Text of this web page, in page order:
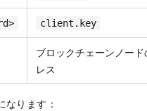
client.key
ブロックチェーンノード
レス
ります：